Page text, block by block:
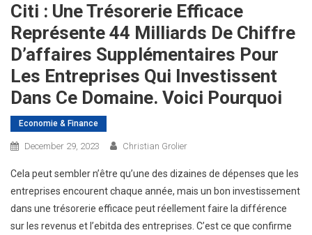
Citi : Une Trésorerie Efficace
Représente 44 Milliards De Chiffre
D’affaires Supplémentaires Pour
Les Entreprises Qui Investissent
Dans Ce Domaine. Voici Pourquoi
Economie & Finance
December 29, 2023 Christian Grolier
Cela peut sembler n’être qu’une des dizaines de dépenses que les
entreprises encourent chaque année, mais un bon investissement
dans une trésorerie efficace peut réellement faire la différence
sur les revenus et l’ebitda des entreprises. C’est ce que confirme